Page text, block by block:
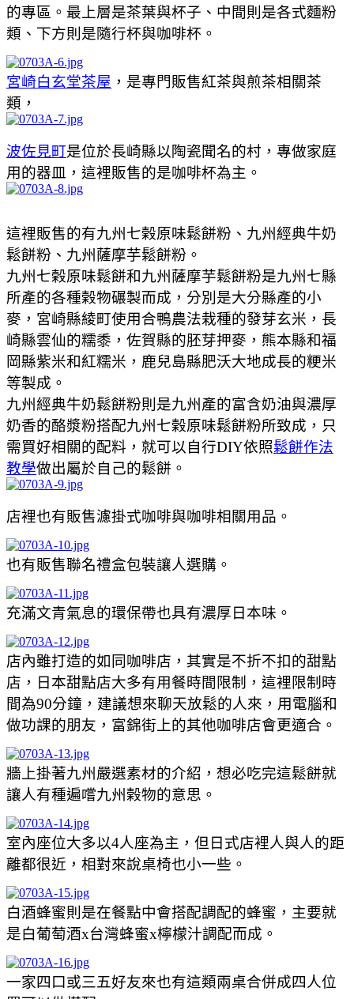
的專區。最上層是茶葉與杯子、中間則是各式麵粉
類、下方則是隨行杯與咖啡杯。
宮崎白玄堂茶屋 ，是專門販售紅茶與煎茶相關茶
類，
波佐見町是位於長崎縣以陶瓷聞名的村，專做家庭
用的器皿，這裡販售的是咖啡杯為主。
這裡販售的有九州七榖原味鬆餅粉、九州經典牛奶
鬆餅粉、九州薩摩芋鬆餅粉。
九州七榖原味鬆餅和九州薩摩芋鬆餅粉是九州七縣
所產的各種榖物碾製而成，分別是大分縣產的小
麥，宮崎縣綾町使用合鴨農法栽種的發芽玄米，長
崎縣雲仙的糯黍，佐賀縣的胚芽押麥，熊本縣和福
岡縣紫米和紅糯米，鹿兒島縣肥沃大地成長的粳米
等製成。
九州經典牛奶鬆餅粉則是九州產的富含奶油與濃厚
奶香的酪漿粉搭配九州七榖原味鬆餅粉所致成，只
需買好相關的配料，就可以自行DIY依照鬆餅作法
教學做出屬於自己的鬆餅。
店裡也有販售濾掛式咖啡與咖啡相關用品。
也有販售聯名禮盒包裝讓人選購。
充滿文青氣息的環保帶也具有濃厚日本味。
店內雖打造的如同咖啡店，其實是不折不扣的甜點
店，日本甜點店大多有用餐時間限制，這裡限制時
間為90分鐘，建議想來聊天放鬆的人來，用電腦和
做功課的朋友，富錦街上的其他咖啡店會更適合。
牆上掛著九州嚴選素材的介紹，想必吃完這鬆餅就
讓人有種遍嚐九州榖物的意思。
室內座位大多以4人座為主，但日式店裡人與人的距
離都很近，相對來說桌椅也小一些。
白酒蜂蜜則是在餐點中會搭配調配的蜂蜜，主要就
是白葡萄酒x台灣蜂蜜x檸檬汁調配而成。
一家四口或三五好友來也有這類兩桌合併成四人位